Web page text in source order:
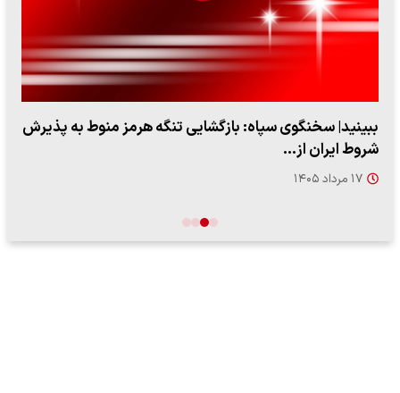
ببینید| ویدئویی جدید از لحظه زلزله ۷.۱ ریشتری
"کوماموتو" ژاپن ۹ روز…
۱۶ مرداد ۱۴۰۵